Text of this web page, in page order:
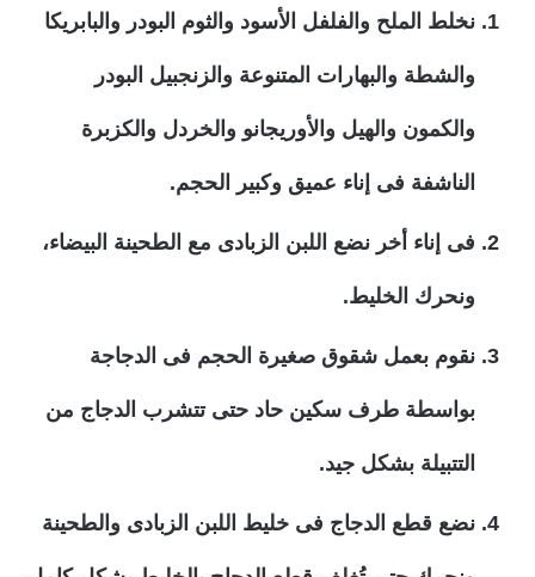
نخلط الملح والفلفل الأسود والثوم البودر والبابريكا
والشطة والبهارات المتنوعة والزنجبيل البودر
والكمون والهيل والأوريجانو والخردل والكزبرة
الناشفة فى إناء عميق وكبير الحجم.
فى إناء أخر نضع اللبن الزبادى مع الطحينة البيضاء،
ونحرك الخليط.
نقوم بعمل شقوق صغيرة الحجم فى الدجاجة
بواسطة طرف سكين حاد حتى تتشرب الدجاج من
التتبيلة بشكل جيد.
نضع قطع الدجاج فى خليط اللبن الزبادى والطحينة